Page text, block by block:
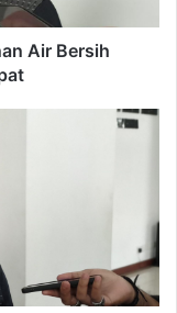
Air Bersih